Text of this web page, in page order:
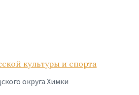
культуры и спорта
округа Химки